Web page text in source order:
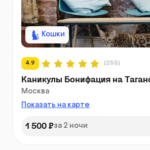
Кошки
4.9 (255)
Каникулы Бонифация на
Москва
Показать на карте
1 500 ₽за 2 ночи